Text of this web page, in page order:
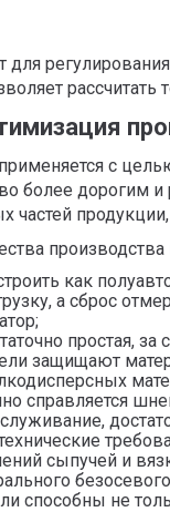
для
с
более дорогим
частей
как
а сброс
простая, за
защищают
справляется
сыпучей и
способны не